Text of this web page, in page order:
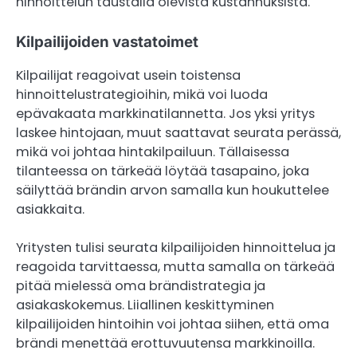
Kilpailijoiden vastatoimet
Kilpailijat reagoivat usein toistensa
hinnoittelustrategioihin, mikä voi luoda
epävakaata markkinatilannetta. Jos yksi yritys
laskee hintojaan, muut saattavat seurata perässä,
mikä voi johtaa hintakilpailuun. Tällaisessa
tilanteessa on tärkeää löytää tasapaino, joka
säilyttää brändin arvon samalla kun houkuttelee
asiakkaita.
Yritysten tulisi seurata kilpailijoiden hinnoittelua ja
reagoida tarvittaessa, mutta samalla on tärkeää
pitää mielessä oma brändistrategia ja
asiakaskokemus. Liiallinen keskittyminen
kilpailijoiden hintoihin voi johtaa siihen, että oma
brändi menettää erottuvuutensa markkinoilla.